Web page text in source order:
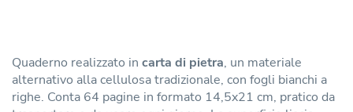
Quaderno realizzato in carta di pietra, un materiale
alternativo alla cellulosa tradizionale, con fogli bianchi a
righe. Conta 64 pagine in formato 14,5x21 cm, pratico da